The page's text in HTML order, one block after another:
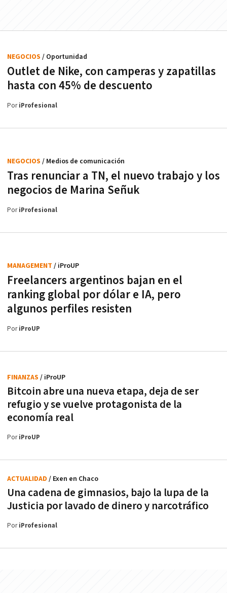
Outlet de Nike, con camperas y zapatillas
hasta con 45% de descuento
NEGOCIOS / Oportunidad
PoriProfesional
Tras renunciar a TN, el nuevo trabajo y los
negocios de Marina Señuk
NEGOCIOS / Medios de comunicación
PoriProfesional
Freelancers argentinos bajan en el
ranking global por dólar e IA, pero
algunos perfiles resisten
MANAGEMENT / iProUP
PoriProUP
Bitcoin abre una nueva etapa, deja de ser
refugio y se vuelve protagonista de la
economía real
FINANZAS / iProUP
PoriProUP
Una cadena de gimnasios, bajo la lupa de la
Justicia por lavado de dinero y narcotráfico
ACTUALIDAD / Exen en Chaco
PoriProfesional